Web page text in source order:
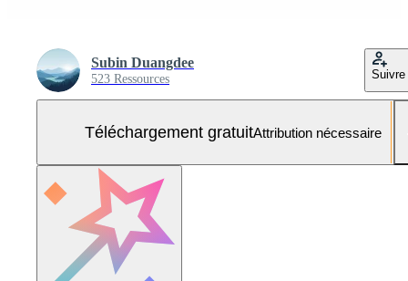
Subin Duangdee
523 Ressources Suivre
Téléchargement gratuitAttribution nécessaire